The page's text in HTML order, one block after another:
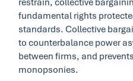
restrain, collective
fundamental rights
standards. Collective
to counterbalance power
between firms, and
monopsonies.